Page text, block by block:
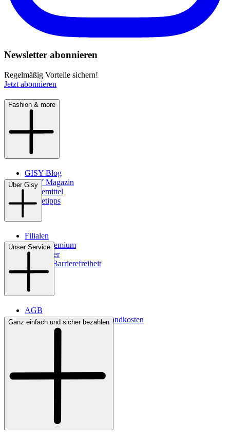
Newsletter abonnieren
Regelmäßig Vorteile sichern!
Jetzt abonnieren
Fashion & more
GISY Blog
GISY Magazin
Pflegemittel
Pflegetipps
Über Gisy
Filialen
WMS-Premium
Newsletter
Digitale Barrierefreiheit
Unser Service
AGB
Lieferbedingungen & Versandkosten
Bezahlung
Ganz einfach und sicher bezahlen